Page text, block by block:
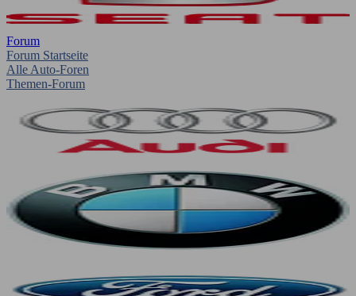
Forum
Forum Startseite
Alle Auto-Foren
Themen-Forum